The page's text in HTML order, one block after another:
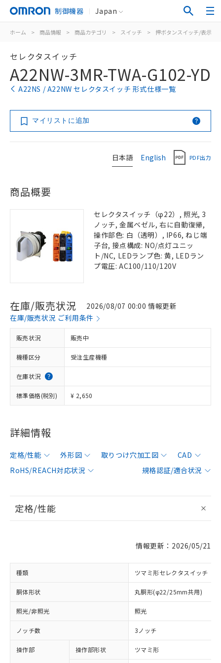
制御機器 Japan
ホーム > 商品情報 > 商品カテゴリ > スイッチ > 押ボタンスイッチ/表示灯
セレクタスイッチ
A22NW-3MR-TWA-G102-YD
A22NS / A22NW セレクタスイッチ 形式仕様一覧
マイリストに追加
日本語 English PDF出力
商品概要
セレクタスイッチ（φ22）, 照光, 3
ノッチ, 金属ベゼル, 右に自動復帰,
操作部色: 白（透明）, IP66, ねじ端
子台, 接点構成: NO/点灯ユニッ
ト/NC, LEDランプ色: 黄, LEDラン
プ電圧: AC100/110/120V
在庫/販売状況
2026/08/07 00:00 情報更新
在庫/販売状況 ご利用条件
販売状況 販売中
機種区分 受注生産機種
在庫状況
標準価格(税別) ¥ 2,650
詳細情報
定格/性能 外形図 取りつけ穴加工図
CAD
RoHS/REACH対応状況
規格認証/適合状況
定格/性能
情報更新：2026/05/21
種類 ツマミ形セレクタスイッチ
胴体形状 丸胴形(φ22/25mm共用)
照光/非照光 照光
ノッチ数 3ノッチ
操作部 操作部形状 ツマミ形